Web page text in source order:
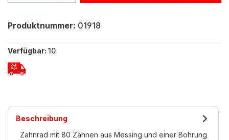
Produktnummer: 01918
Verfügbar: 10
Beschreibung
Zahnrad mit 80 Zähnen aus Messing und einer Bohrung